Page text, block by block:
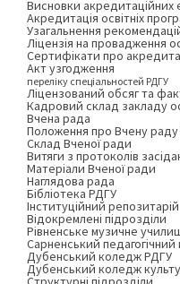
Висновки акредитаційних
Акредитація освітніх
Узагальнення
Ліцензія на провадження
Сертифікати про
Акт узгодження
переліку спеціальностей РДГУ
Ліцензований обсяг та
Кадровий склад закладу
Вчена рада
Положення про Вчену
Склад Вченої ради
Витяги з протоколів
Матеріали Вченої ради
Наглядова рада
Бібліотека РДГУ
Інституційний репозитарій
Відокремлені підрозділи
Рівненське музичне
Сарненський
Дубенський коледж РДГУ
Дубенський коледж